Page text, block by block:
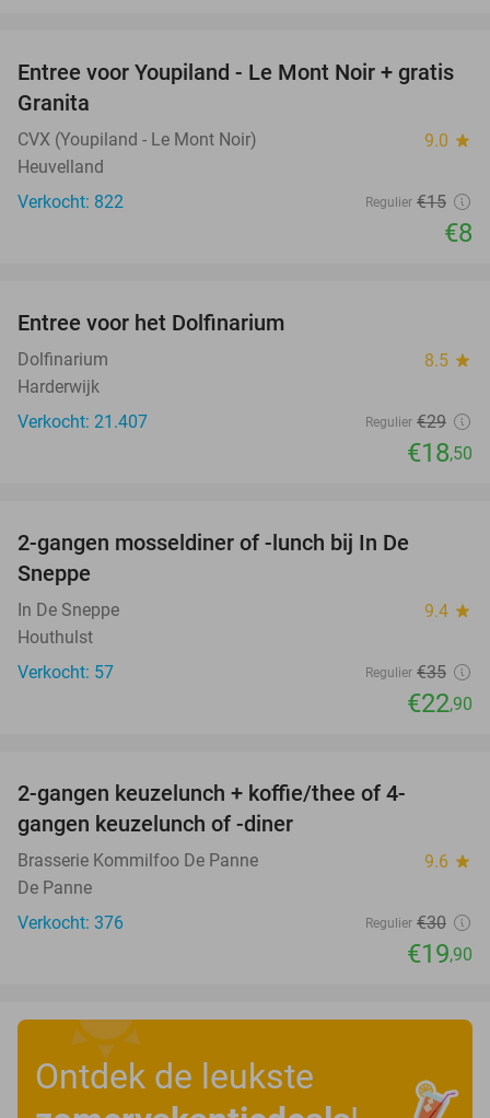
47%
Entree voor Youpiland - Le Mont Noir + gratis
Granita
CVX (Youpiland - Le Mont Noir) 9.0 star
Heuvelland
Verkocht: 822
Regulier €15
€8
Entree voor het Dolfinarium
Dolfinarium 8.5 star
Harderwijk
Verkocht: 21.407
Regulier €29
€18,50
2-gangen mosseldiner of -lunch bij In De
Sneppe
In De Sneppe 9.4 star
Houthulst
Verkocht: 57
Regulier €35
€22,90
2-gangen keuzelunch + koffie/thee of 4-
gangen keuzelunch of -diner
Brasserie Kommilfoo De Panne 9.6 star
De Panne
Verkocht: 376
Regulier €30
€19,90
Ontdek de leukste